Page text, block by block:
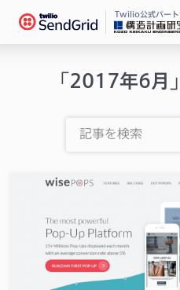
Twilio公式パート
導入事例
お役立ち情報
「2017年6月